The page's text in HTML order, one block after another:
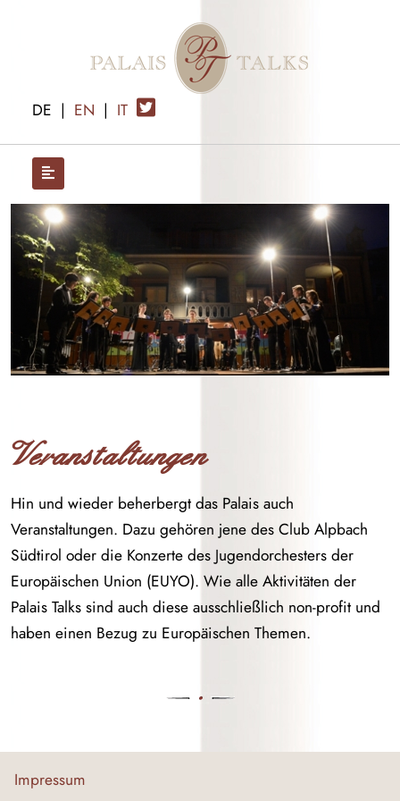
DE | EN | IT
Veranstaltungen
Hin und wieder beherbergt das Palais auch
Veranstaltungen. Dazu gehören jene des Club Alpbach
Südtirol oder die Konzerte des Jugendorchesters der
Europäischen Union (EUYO). Wie alle Aktivitäten der
Palais Talks sind auch diese ausschließlich non-profit und
haben einen Bezug zu Europäischen Themen.
Impressum